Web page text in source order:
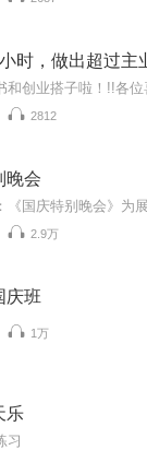
时，做出超过主
2812
晚会
2.9万
庆班
1万
乐
习